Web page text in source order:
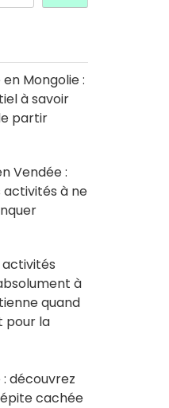
Mongolie :
à savoir
partir
Vendée :
activités à ne
activités
à
quand
pour la
découvrez
cachée